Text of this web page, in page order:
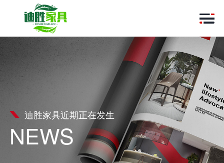
迪胜家具近期正在发生
NEWS